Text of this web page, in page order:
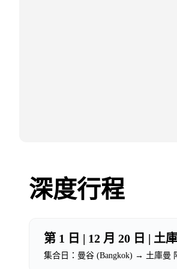
深度行程
第 1 日 | 12 月 20 日 | 土
集合日：曼谷 (Bangkok) → 土庫曼